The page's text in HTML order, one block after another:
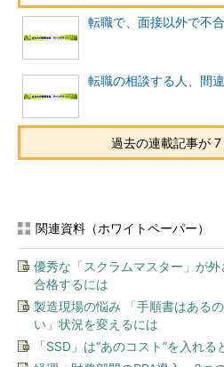
逆にいえば、転職希望者が自身の
ていなければなりません。もし欠け
つまり、転職希望者自身の技術を
むことなどでアピールポイントを増
ただし例外として、以下の場合は
なっています。
定年年齢を上限として、当該
の定めのない労働契約の対象
労働基準法等法令の規定によ
場合
転職で、面接以外で不
転職の相談する人、間
過去の連載記事が
関連資料（ホワイトペーパー）
優秀な「スクラムマスター」が外
合格するには
製造現場の悩み 「手順書はある
い」状況を変えるには
「SSD」は“あのコスト”を入れ